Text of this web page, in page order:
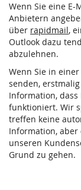
Wenn Sie eine
Anbietern
über rapidmail,
Outlook dazu
abzulehnen.
Wenn Sie in
senden,
Information,
funktioniert. Wir
treffen keine
Information,
unseren
Grund zu gehen.